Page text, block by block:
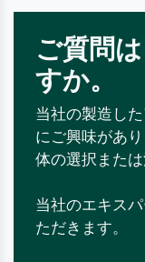
ご質問
すか。
当社の製造し
にご興味があ
体の選択また
当社のエキス
ただきます。